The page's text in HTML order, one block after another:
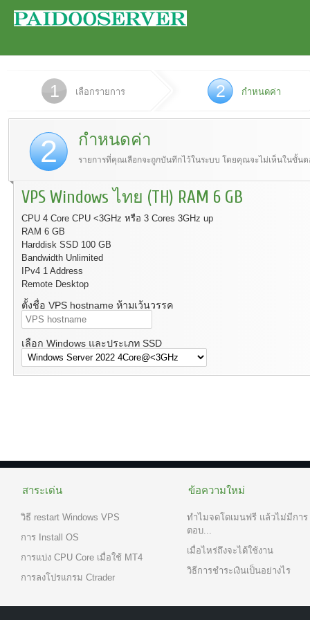
1 เลือกรายการ 2 กำหนดค่า
2 กำหนดค่า
รายการที่คุณเลือกจะถูกบันทีกไว้ในระบบ โดยคุณจะไม่เห็นในขั้น
VPS Windows ไทย (TH) RAM 6 GB
CPU 4 Core CPU <3GHz หรือ 3 Cores 3GHz up
RAM 6 GB
Harddisk SSD 100 GB
Bandwidth Unlimited
IPv4 1 Address
Remote Desktop
ตั้งชื่อ VPS hostname ห้ามเว้นวรรค
เลือก Windows และประเภท SSD
สาระเด่น
วิธี restart Windows VPS
การ Install OS
การแบ่ง CPU Core เมื่อใช้ MT4
การลงโปรแกรม Ctrader
ข้อความใหม่
ทำไมจดโดเมนฟรี แล้วไม่มีการ
ตอบ...
เมื่อไหร่ถึงจะได้ใช้งาน
วิธีการชำระเงินเป็นอย่างไร